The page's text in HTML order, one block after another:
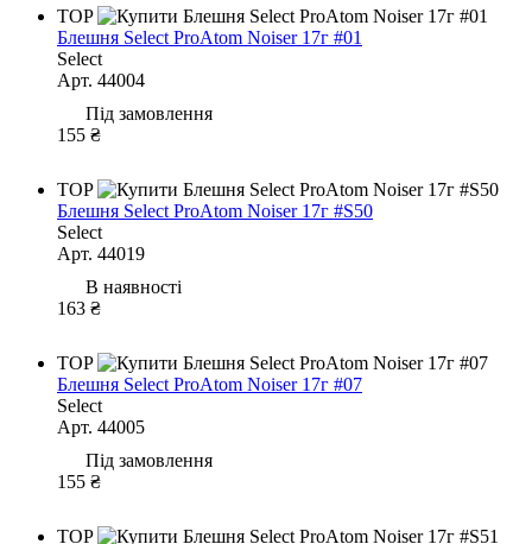
TOP
Блешня Select ProAtom Noiser 17г #01
Select
Арт. 44004
Під замовлення
155 ₴
TOP
Блешня Select ProAtom Noiser 17г #S50
Select
Арт. 44019
В наявності
163 ₴
TOP
Блешня Select ProAtom Noiser 17г #07
Select
Арт. 44005
Під замовлення
155 ₴
TOP